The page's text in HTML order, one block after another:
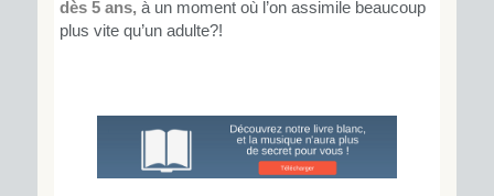
dès 5 ans, à un moment où l’on assimile beaucoup
plus vite qu’un adulte?!